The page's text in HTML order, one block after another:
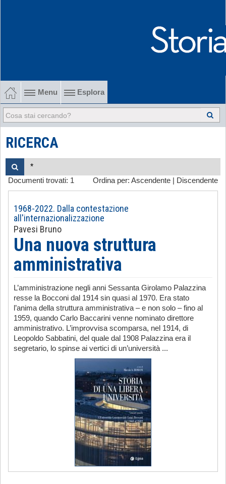
Menu Esplora
1902-1915 Gli esordi
1915-1945 Tra le due guerre
1945-1968 Dalla liberazione al '68
1968-2022 Dalla contestazione all'internazionalizzazione
-
RICERCA
Ordina per: Ascendente Discendente
Documenti trovati: 1
1968-2022. Dalla contestazione
all'internazionalizzazione
Pavesi Bruno
Una nuova struttura
amministrativa
L’amministrazione negli anni Sessanta Girolamo Palazzina
resse la Bocconi dal 1914 sin quasi al 1970. Era stato
l’anima della struttura amministrativa – e non solo – fino al
1959, quando Carlo Baccarini venne nominato direttore
amministrativo. L’improvvisa scomparsa, nel 1914, di
Leopoldo Sabbatini, del quale dal 1908 Palazzina era il
segretario, lo spinse ai vertici di un’università ...